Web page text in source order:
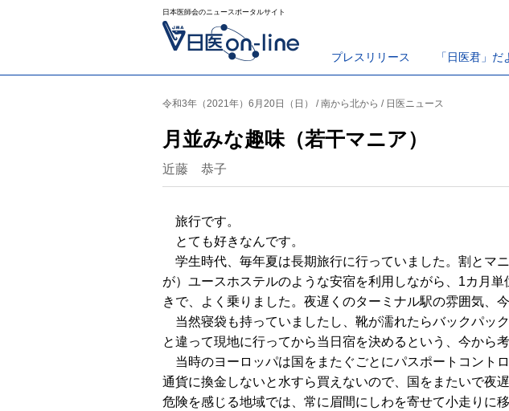
日本医師会のニュースポータルサイト
プレスリリース 「日医君」だ
令和3年（2021年）6月20日（日） / 南から北から / 日医ニュース
月並みな趣味（若干マニア）
近藤 恭子
旅行です。
とても好きなんです。
学生時代、毎年夏は長期旅行に行っていました。割とマ
が）ユースホステルのような安宿を利用しながら、1カ月
きで、よく乗りました。夜遅くのターミナル駅の雰囲気、
当然寝袋も持っていましたし、靴が濡れたらバックパッ
と違って現地に行ってから当日宿を決めるという、今から
当時のヨーロッパは国をまたぐごとにパスポートコント
通貨に換金しないと水すら買えないので、国をまたいで夜
危険を感じる地域では、常に眉間にしわを寄せて小走りに